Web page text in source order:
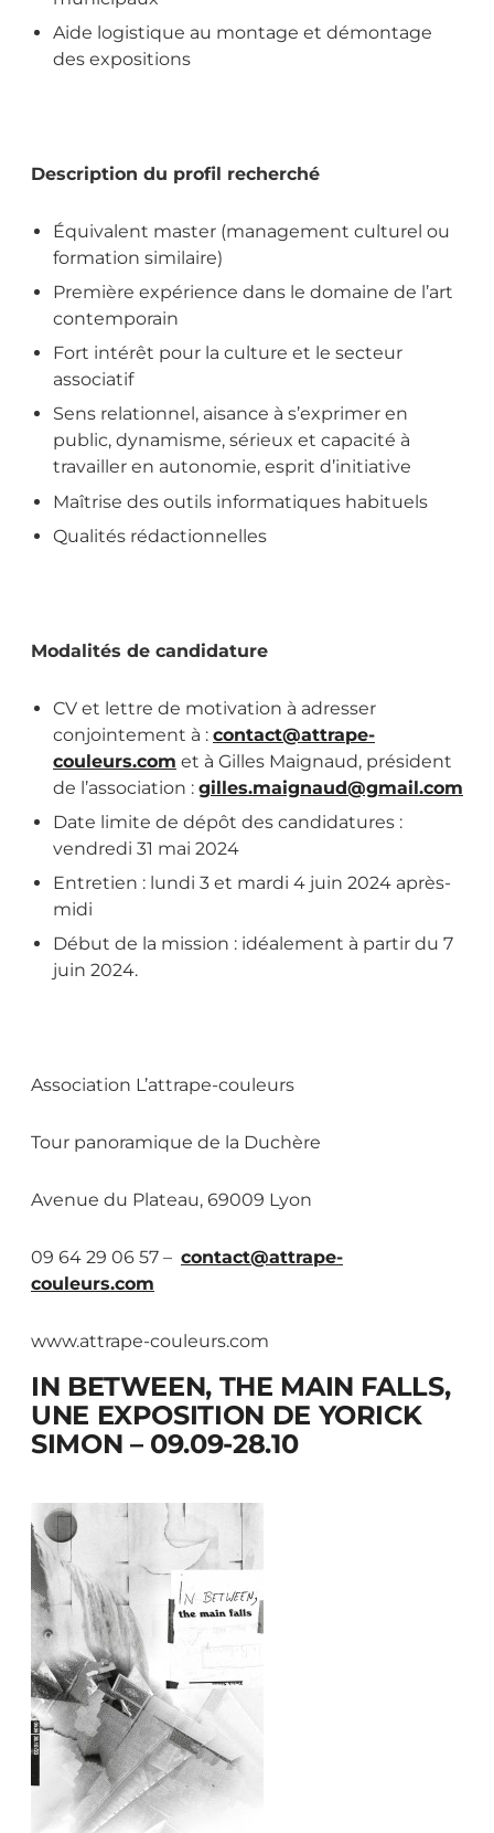
Aide logistique au montage et démontage
des expositions
Description du profil recherché
Équivalent master (management culturel ou
formation similaire)
Première expérience dans le domaine de l’art
contemporain
Fort intérêt pour la culture et le secteur
associatif
Sens relationnel, aisance à s’exprimer en
public, dynamisme, sérieux et capacité à
travailler en autonomie, esprit d’initiative
Maîtrise des outils informatiques habituels
Qualités rédactionnelles
Modalités de candidature
CV et lettre de motivation à adresser
conjointement à : contact@attrape-
couleurs.com et à Gilles Maignaud, président
de l’association : gilles.maignaud@gmail.com
Date limite de dépôt des candidatures :
vendredi 31 mai 2024
Entretien : lundi 3 et mardi 4 juin 2024 après-
midi
Début de la mission : idéalement à partir du 7
juin 2024.
Association L’attrape-couleurs
Tour panoramique de la Duchère
Avenue du Plateau, 69009 Lyon
09 64 29 06 57 – contact@attrape-
couleurs.com
www.attrape-couleurs.com
IN BETWEEN, THE MAIN FALLS,
UNE EXPOSITION DE YORICK
SIMON – 09.09-28.10